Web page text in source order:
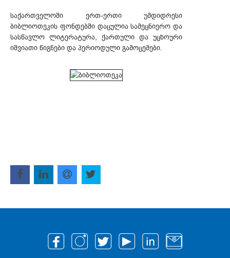
საქართველოში ერთ-ერთი უმდიდრესი
ბიბლიოთეკის ფონდებში დაცულია სამეცნიერო და
სასწავლო ლიტერატურა, ქართული და უცხოური
იშვიათი წიგნები და პერიოდული გამოცემები.